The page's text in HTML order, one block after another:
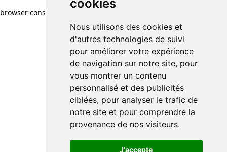
cookies
Nous utilisons des cookies et
d'autres technologies de suivi
pour améliorer votre expérience
de navigation sur notre site, pour
vous montrer un contenu
personnalisé et des publicités
ciblées, pour analyser le trafic de
notre site et pour comprendre la
provenance de nos visiteurs.
J'accepte
browser console for more information)